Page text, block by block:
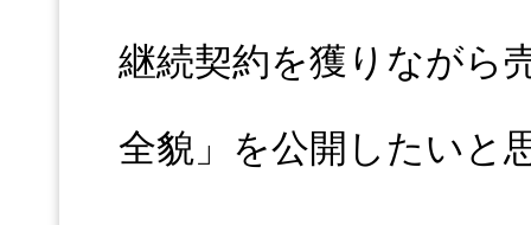
継続契約を獲りながら
全貌」を公開したいと